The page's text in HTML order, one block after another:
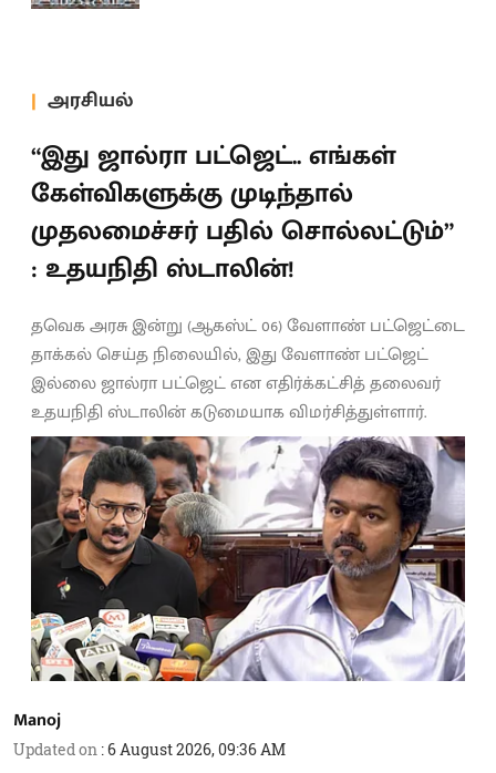
அரசியல்
“இது ஜால்ரா பட்ஜெட்.. எங்கள்
கேள்விகளுக்கு முடிந்தால்
முதலமைச்சர் பதில் சொல்லட்டும்”
: உதயநிதி ஸ்டாலின்!
தவெக அரசு இன்று (ஆகஸ்ட் 06) வேளாண் பட்ஜெட்டை
தாக்கல் செய்த நிலையில், இது வேளாண் பட்ஜெட்
இல்லை ஜால்ரா பட்ஜெட் என எதிர்க்கட்சித் தலைவர்
உதயநிதி ஸ்டாலின் கடுமையாக விமர்சித்துள்ளார்.
Manoj
Updated on :6 August 2026, 09:36 AM